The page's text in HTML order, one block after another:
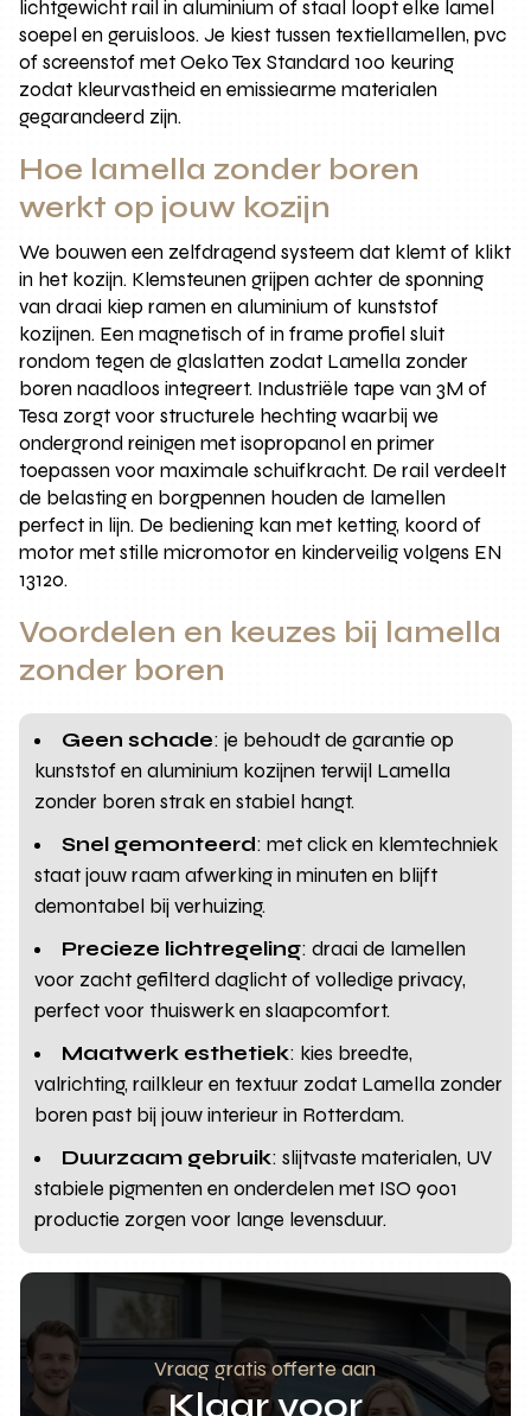
lichtgewicht rail in aluminium of staal loopt elke lamel
soepel en geruisloos. Je kiest tussen textiellamellen, pvc
of screenstof met Oeko Tex Standard 100 keuring
zodat kleurvastheid en emissiearme materialen
gegarandeerd zijn.
Hoe lamella zonder boren
werkt op jouw kozijn
We bouwen een zelfdragend systeem dat klemt of klikt
in het kozijn. Klemsteunen grijpen achter de sponning
van draai kiep ramen en aluminium of kunststof
kozijnen. Een magnetisch of in frame profiel sluit
rondom tegen de glaslatten zodat Lamella zonder
boren naadloos integreert. Industriële tape van 3M of
Tesa zorgt voor structurele hechting waarbij we
ondergrond reinigen met isopropanol en primer
toepassen voor maximale schuifkracht. De rail verdeelt
de belasting en borgpennen houden de lamellen
perfect in lijn. De bediening kan met ketting, koord of
motor met stille micromotor en kinderveilig volgens EN
13120.
Voordelen en keuzes bij lamella
zonder boren
Geen schade: je behoudt de garantie op
kunststof en aluminium kozijnen terwijl Lamella
zonder boren strak en stabiel hangt.
Snel gemonteerd: met click en klemtechniek
staat jouw raam afwerking in minuten en blijft
demontabel bij verhuizing.
Precieze lichtregeling: draai de lamellen
voor zacht gefilterd daglicht of volledige privacy,
perfect voor thuiswerk en slaapcomfort.
Maatwerk esthetiek: kies breedte,
valrichting, railkleur en textuur zodat Lamella zonder
boren past bij jouw interieur in Rotterdam.
Duurzaam gebruik: slijtvaste materialen, UV
stabiele pigmenten en onderdelen met ISO 9001
productie zorgen voor lange levensduur.
Vraag gratis offerte aan
Klaar voor